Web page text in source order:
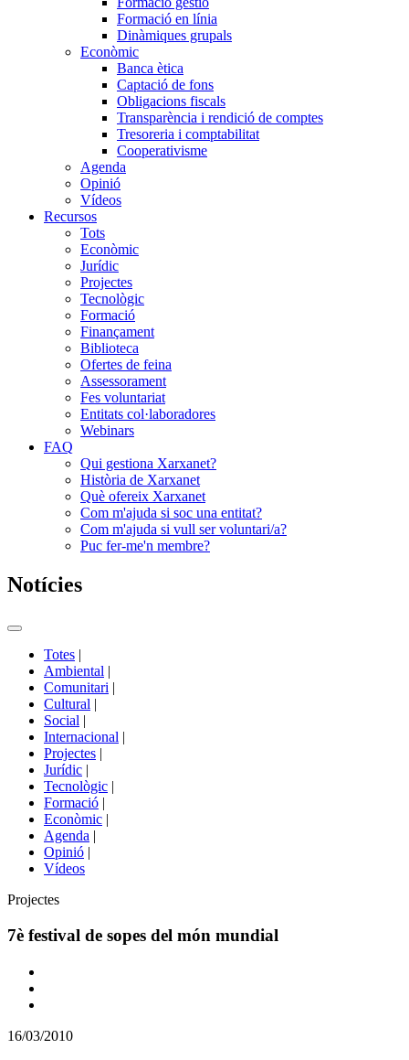
Formació en línia
Dinàmiques grupals
Econòmic
Banca ètica
Captació de fons
Obligacions fiscals
Transparència i rendició de comptes
Tresoreria i comptabilitat
Cooperativisme
Agenda
Opinió
Vídeos
Recursos
Tots
Econòmic
Jurídic
Projectes
Tecnològic
Formació
Finançament
Biblioteca
Ofertes de feina
Assessorament
Fes voluntariat
Entitats col·laboradores
Webinars
FAQ
Qui gestiona Xarxanet?
Història de Xarxanet
Què ofereix Xarxanet
Com m'ajuda si soc una entitat?
Com m'ajuda si vull ser voluntari/a?
Puc fer-me'n membre?
Notícies
Commutador
portals
Totes |
Ambiental |
Comunitari |
Cultural |
Social |
Internacional |
Projectes |
Jurídic |
Tecnològic |
Formació |
Econòmic |
Agenda |
Opinió |
Vídeos
Àmbit
la
Projectes
7è festival de sopes del món mundial
Comparteix
altres
16/03/2010